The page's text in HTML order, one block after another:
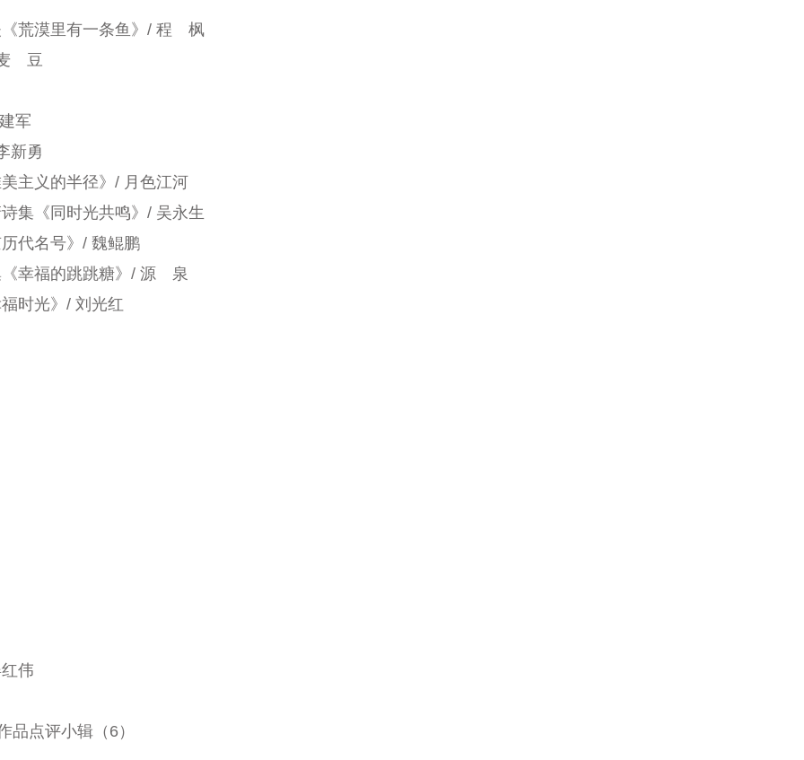
荒漠里有一条鱼》/ 程 枫
豆
军
新勇
主义的半径》/ 月色江河
集《同时光共鸣》/ 吴永生
代名号》/ 魏鲲鹏
幸福的跳跳糖》/ 源 泉
时光》/ 刘光红
伟
品点评小辑（6）